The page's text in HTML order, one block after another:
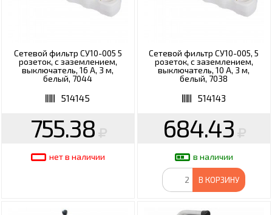
Сетевой фильтр СУ10-005 5
розеток, с заземлением,
выключатель, 16 А, 3 м,
белый, 7044
514145
755.38
нет в наличии
Сетевой фильтр СУ10-005, 5
розеток, с заземлением,
выключатель, 10 А, 3 м,
белый, 7038
514143
684.43
в наличии
В КОРЗИНУ